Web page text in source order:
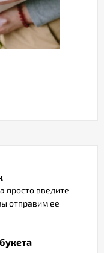
просто введите
отправим ее